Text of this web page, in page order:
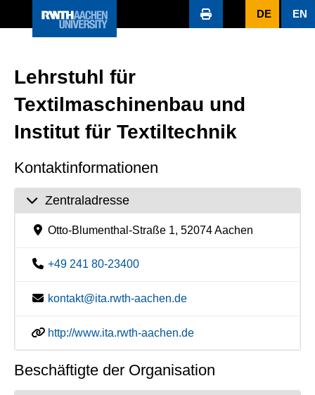
DE EN
Lehrstuhl für
Textilmaschinenbau und
Institut für Textiltechnik
Kontaktinformationen
Zentraladresse
Otto-Blumenthal-Straße 1, 52074 Aachen
+49 241 80-23400
kontakt@ita.rwth-aachen.de
http://www.ita.rwth-aachen.de
Beschäftigte der Organisation